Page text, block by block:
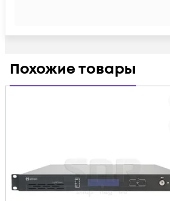
Похожие товары